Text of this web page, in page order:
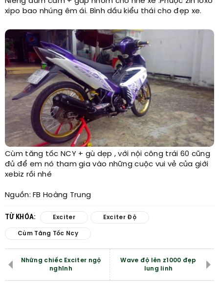
xipo bao nhúng êm ái. Bình dầu kiểu thái cho đẹp xe.
Cùm tăng tốc NCY + gù dẹp , với nội công trái 60 cũng
đủ để em nó tham gia vào những cuộc vui vẻ của giới
xebiz rồi nhé ​
Nguồn: FB Hoàng Trung​
TỪ KHÓA: Exciter Exciter Độ
Cùm Tăng Tốc Ncy
Những chiếc Exciter ngộ
nghĩnh
Wave độ lên z1000 đẹp
lung linh